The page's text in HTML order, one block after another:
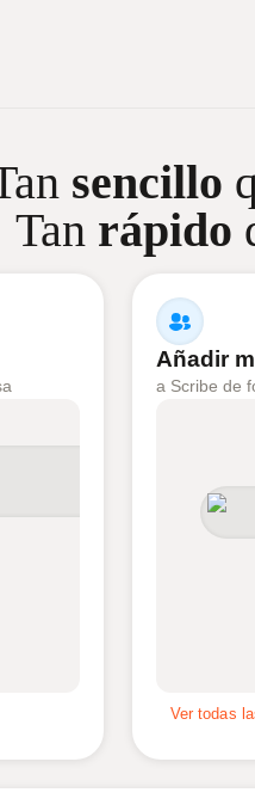
sencillo
Tan rápido
Añadir
a Scribe de
Ver todas